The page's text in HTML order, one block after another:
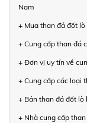
Nam
+ Mua than đá đốt
+ Cung cấp than đá
+ Đơn vị uy tín về
+ Cung cấp các loại
+ Bán than đá đốt lò
+ Nhà cung cấp